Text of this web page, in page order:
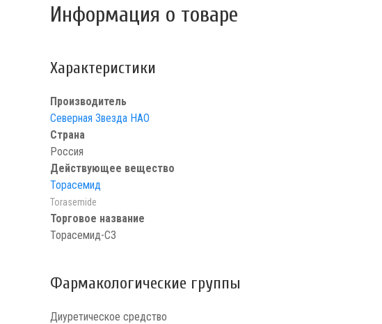
Информация о товаре
Характеристики
Производитель
Северная Звезда НАО
Страна
Россия
Действующее вещество
Торасемид
Torasemide
Торговое название
Торасемид-СЗ
Фармакологические группы
Диуретическое средство